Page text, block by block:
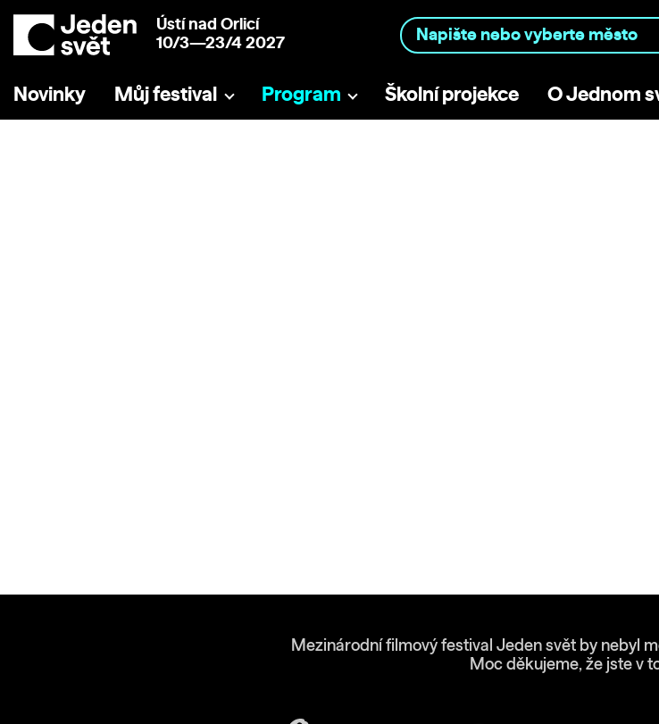
Ústí nad Orlicí
10/3—23/4 2027
Novinky Můj festival Program Školní projekce O Jednom
Mezinárodní filmový festival Jeden svět by nebyl
Moc děkujeme, že jste v